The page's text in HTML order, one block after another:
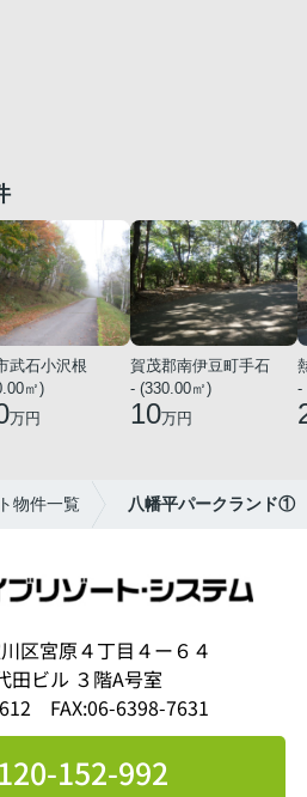
武石小沢根
㎡)
万円
賀茂郡南伊豆町手石
- (330.00㎡)
10万円
-
物件一覧 八幡平パークランド①
区宮原４丁目４ー６４
田ビル ３階A号室
FAX:06-6398-7631
152-992